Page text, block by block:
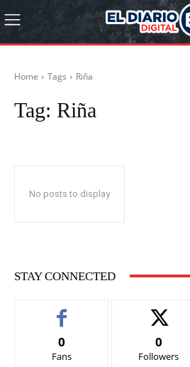
Home Tags Riña
Tag: Riña
No posts to display
STAY CONNECTED
0
Fans
0
Followers